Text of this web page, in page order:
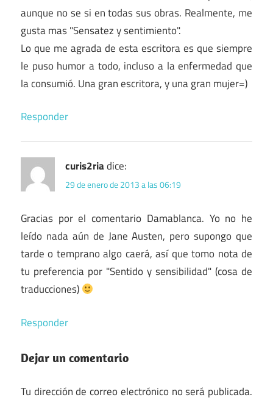
aunque no se si en todas sus obras. Realmente, me
gusta mas "Sensatez y sentimiento".
Lo que me agrada de esta escritora es que siempre
le puso humor a todo, incluso a la enfermedad que
la consumió. Una gran escritora, y una gran mujer=)
Responder
curis2riadice:
29 de enero de 2013 a las 06:19
Gracias por el comentario Damablanca. Yo no he
leído nada aún de Jane Austen, pero supongo que
tarde o temprano algo caerá, así que tomo nota de
tu preferencia por "Sentido y sensibilidad" (cosa de
traducciones)
Responder
Dejar un comentario
Tu dirección de correo electrónico no será publicada.